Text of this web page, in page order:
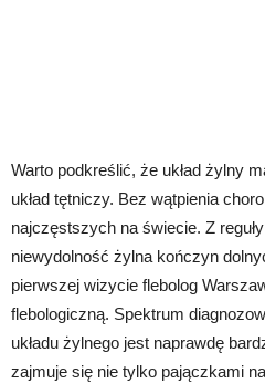
Warto podkreślić, że układ żylny
układ tętniczy. Bez wątpienia
najczęstszych na świecie. Z
niewydolność żylna kończyn
pierwszej wizycie flebolog
flebologiczną. Spektrum
układu żylnego jest naprawdę
zajmuje się nie tylko pajączkami